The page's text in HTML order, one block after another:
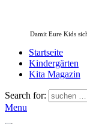
Damit Eure Kids
Startseite
Kindergärten
Kita Magazin
Search for:
Menu